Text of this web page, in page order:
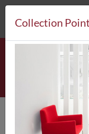
212 693
Collection